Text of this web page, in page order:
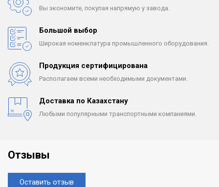
Вы экономите, покупая напрямую у завода.
Большой выбор
Широкая номенклатура промышленного оборудования.
Продукция сертифицирована
Располагаем всеми необходимыми документами.
Доставка по Казахстану
Любыми популярными транспортными компаниями.
Отзывы
Оставить отзыв